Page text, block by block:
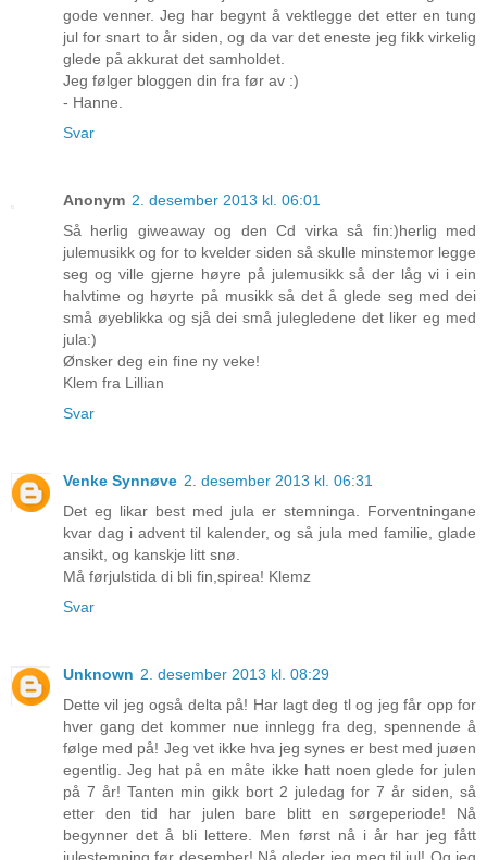
gode venner. Jeg har begynt å vektlegge det etter en tung
jul for snart to år siden, og da var det eneste jeg fikk virkelig
glede på akkurat det samholdet.
Jeg følger bloggen din fra før av :)
- Hanne.
Svar
Anonym 2. desember 2013 kl. 06:01
Så herlig giweaway og den Cd virka så fin:)herlig med
julemusikk og for to kvelder siden så skulle minstemor legge
seg og ville gjerne høyre på julemusikk så der låg vi i ein
halvtime og høyrte på musikk så det å glede seg med dei
små øyeblikka og sjå dei små julegledene det liker eg med
jula:)
Ønsker deg ein fine ny veke!
Klem fra Lillian
Svar
Venke Synnøve 2. desember 2013 kl. 06:31
Det eg likar best med jula er stemninga. Forventningane
kvar dag i advent til kalender, og så jula med familie, glade
ansikt, og kanskje litt snø.
Må førjulstida di bli fin,spirea! Klemz
Svar
Unknown 2. desember 2013 kl. 08:29
Dette vil jeg også delta på! Har lagt deg tl og jeg får opp for
hver gang det kommer nue innlegg fra deg, spennende å
følge med på! Jeg vet ikke hva jeg synes er best med juøen
egentlig. Jeg hat på en måte ikke hatt noen glede for julen
på 7 år! Tanten min gikk bort 2 juledag for 7 år siden, så
etter den tid har julen bare blitt en sørgeperiode! Nå
begynner det å bli lettere. Men først nå i år har jeg fått